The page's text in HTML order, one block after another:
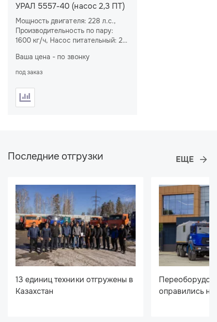
УРАЛ 5557-40 (насос 2,3 ПТ)
Мощность двигателя: 228 л.с.,
Производительность по пару:
1600 кг/ч, Насос питательный: 2,3
м3, Емкость топливного бака
установки: 0,6 м
Ваша цена - по звонку
под заказ
Последние отгрузки
13 единиц техники отгружены в
Казахстан
оправились на